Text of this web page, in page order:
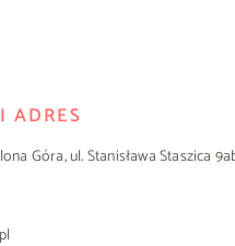
ADRES
Góra, ul. Stanisława Staszica